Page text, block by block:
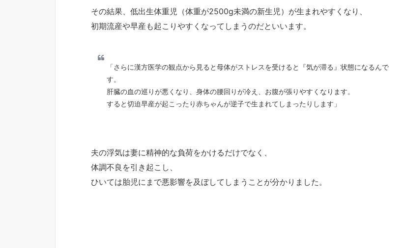
その結果、低出生体重児（体重が2500g未満の新生児）が生まれやすくなり、
初期流産や早産も起こりやすくなってしまうのだといいます。
「さらに漢方医学の観点から見ると母体がストレスを受けると『気が滞る』状態になるんで
す。
肝臓の血の巡りが悪くなり、身体の腰回りが冷え、お腹が張りやすくなります。
すると切迫早産が起こったり赤ちゃんが逆子で生まれてしまったりします」
夫の浮気は妻に精神的な負荷をかけるだけでなく、
体調不良を引き起こし、
ひいては胎児にまで悪影響を及ぼしてしまうことが分かりました。